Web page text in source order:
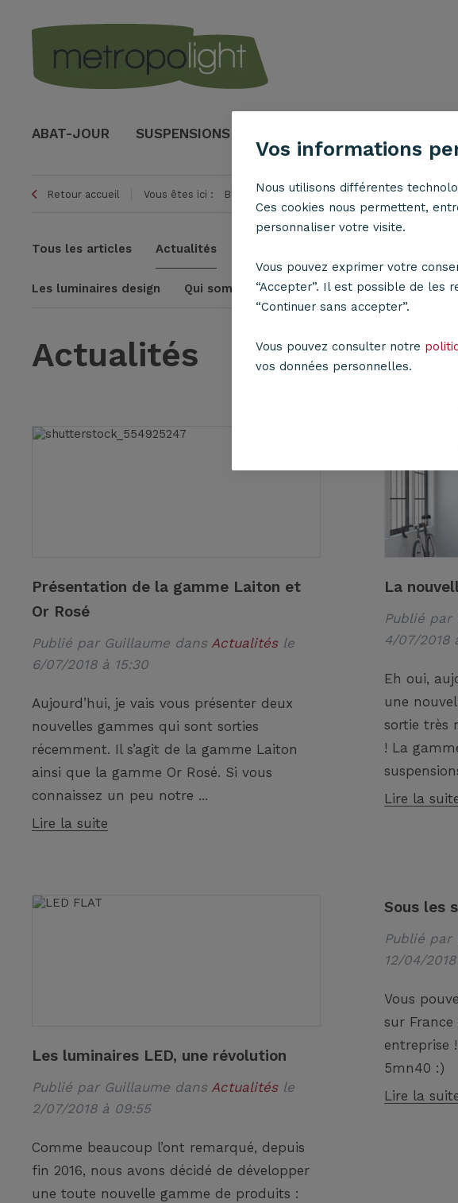
ABAT-JOUR SUSPENSIONS
Retour accueil Vous êtes ici : Blog Actualités
Tous les articles Actualités
Les luminaires design Qui sommes-nous ?
Actualités
Présentation de la gamme Laiton et
Or Rosé
Publié par Guillaume dans Actualitésle
6/07/2018 à 15:30
Aujourd’hui, je vais vous présenter deux
nouvelles gammes qui sont sorties
récemment. Il s’agit de la gamme Laiton
ainsi que la gamme Or Rosé. Si vous
connaissez un peu notre ...
Lire la suite
La
Publié par
4/07/2018
Eh oui,
une
sortie très
! La
Lire la
Les luminaires LED, une révolution
Publié par Guillaume dans Actualitésle
2/07/2018 à 09:55
Comme beaucoup l’ont remarqué, depuis
fin 2016, nous avons décidé de développer
une toute nouvelle gamme de produits :
Sous les
Publié par
12/04/
Vous
sur
entreprise
5mn40 :)
Lire la
Vos informations
Nous utilisons différentes
Ces cookies nous permettent,
personnaliser votre visite.
Vous pouvez exprimer votre
“Accepter”. Il est possible de les
“Continuer sans accepter”.
Vous pouvez consulter notre
vos données personnelles.